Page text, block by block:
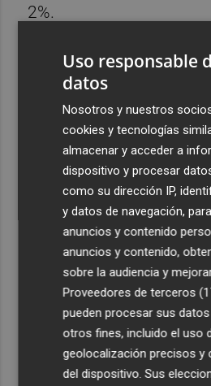
2%.
Archena.En el
Ricote el precio medio
€/m2.
Abanilla.En junio de
sitúa en 650 euros por
trata de una de las
el suelo más ha
año, hasta un 7,1%.
Abarán.En esta
Alta el precio medio es
contrario que en la
un 10,7% desde junio
Uso responsable
datos
Nosotros y nuestros
cookies y tecnologías
almacenar y acceder a
dispositivo y procesar
como su dirección IP,
y datos de navegación,
anuncios y contenido
anuncios y contenido,
sobre la audiencia y
Proveedores de terceros
pueden procesar sus
otros fines, incluido el uso
geolocalización precisos y
del dispositivo. Sus